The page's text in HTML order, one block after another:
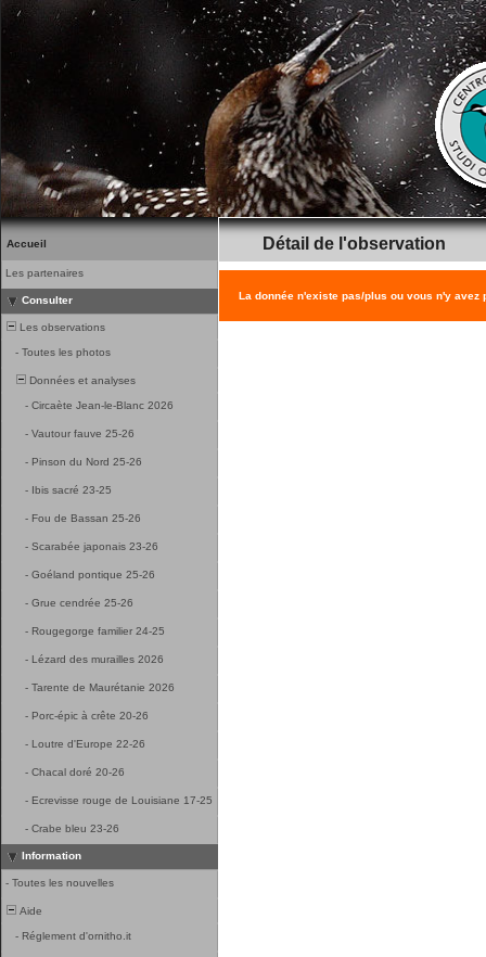
Accueil
Les partenaires
Consulter
Les observations
- Toutes les photos
Données et analyses
- Circaète Jean-le-Blanc 2026
- Vautour fauve 25-26
- Pinson du Nord 25-26
- Ibis sacré 23-25
- Fou de Bassan 25-26
- Scarabée japonais 23-26
- Goéland pontique 25-26
- Grue cendrée 25-26
- Rougegorge familier 24-25
- Lézard des murailles 2026
- Tarente de Maurétanie 2026
- Porc-épic à crête 20-26
- Loutre d'Europe 22-26
- Chacal doré 20-26
- Ecrevisse rouge de Louisiane 17-25
- Crabe bleu 23-26
Information
- Toutes les nouvelles
Aide
- Réglement d'ornitho.it
Détail de l'observation
La donnée n'existe pas/plus ou vous n'y avez